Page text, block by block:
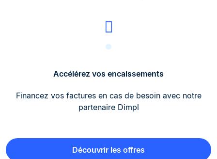
Accélérez vos encaissements
Financez vos factures en cas de besoin avec notre
partenaire Dimpl
Découvrir les offres